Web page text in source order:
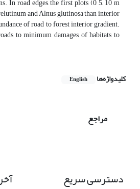
In road edges, the first plots (0, 5, 10 m
and Alnus glutinosa than interior
of road to forest interior gradient.
to minimum damages of habitats to
کلیدواژه‌ها English
مراجع
دسترسی سریع